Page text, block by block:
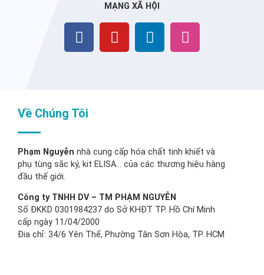
MẠNG XÃ HỘI
Về Chúng Tôi
Phạm Nguyễn nhà cung cấp hóa chất tinh khiết và
phụ tùng sắc ký, kit ELISA… của các thương hiệu hàng
đầu thế giới.
Công ty TNHH DV – TM PHẠM NGUYỄN
Số ĐKKD 0301984237 do Sở KHĐT TP. Hồ Chí Minh
cấp ngày 11/04/2000
Đia chỉ: 34/6 Yên Thế, Phường Tân Sơn Hòa, TP. HCM